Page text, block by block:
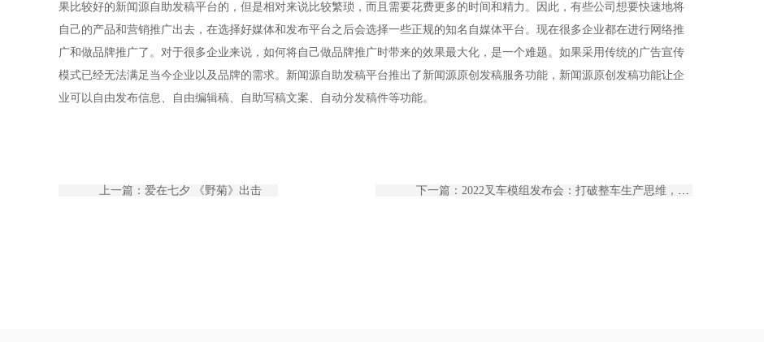
果比较好的新闻源自助发稿平台的，但是相对来说比较繁琐，而且需要花费更多的时间和精力。因此，有些公司想要快速地将
自己的产品和营销推广出去，在选择好媒体和发布平台之后会选择一些正规的知名自媒体平台。现在很多企业都在进行网络推
广和做品牌推广了。对于很多企业来说，如何将自己做品牌推广时带来的效果最大化，是一个难题。如果采用传统的广告宣传
模式已经无法满足当今企业以及品牌的需求。新闻源自助发稿平台推出了新闻源原创发稿服务功能，新闻源原创发稿功能让企
业可以自由发布信息、自由编辑稿、自助写稿文案、自动分发稿件等功能。
上一篇：爱在七夕 《野菊》出击 下一篇：2022叉车模组发布会：打破整车生产思维，叉车迎来模组化创新